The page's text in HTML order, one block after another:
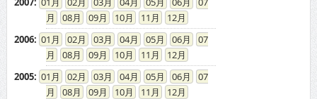
08
09 10 11
12
2006: 01 02 03 04 05 06
07
08
09 10 11
12
2005: 01 02 03 04 05 06
07
08
09 10 11
12